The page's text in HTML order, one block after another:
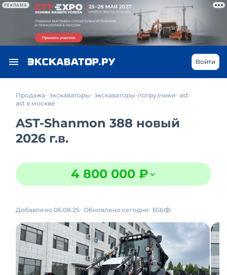
РЕКЛАМА
Войти
Продажа экскаваторы экскаваторы-погрузчики ast
ast в москве
AST-Shanmon 388 новый
2026 г.в.
4 800 000 ₽
Добавлено 06.08.25 Обновлено сегодня 656